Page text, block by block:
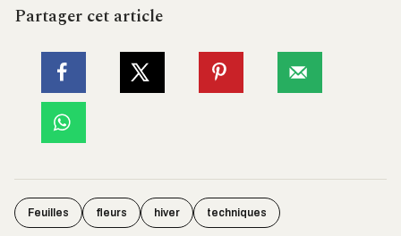
Partager cet article
Feuilles fleurs hiver techniques